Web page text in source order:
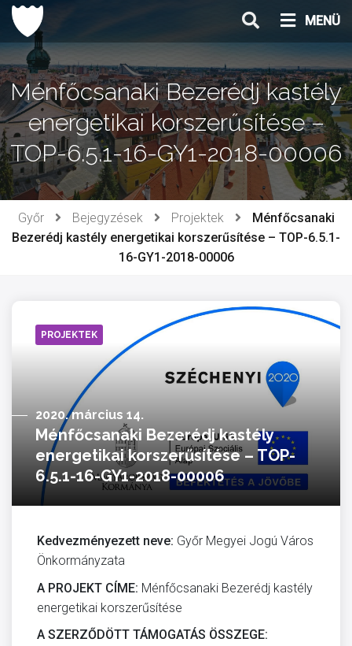
Ugrás
tartalomhoz
MENÜ
Ménfőcsanaki Bezerédj kastély
energetikai korszerűsítése –
TOP-6.5.1-16-GY1-2018-00006
Győr Bejegyzések Projektek
Ménfőcsanaki
Bezerédj kastély energetikai korszerűsítése – TOP-6.5.1-
16-GY1-2018-00006
PROJEKTEK
2020. március 14.
Ménfőcsanaki Bezerédj kastély
energetikai korszerűsítése – TOP-
6.5.1-16-GY1-2018-00006
Kedvezményezett neve: Győr Megyei Jogú Város
Önkormányzata
A PROJEKT CÍME: Ménfőcsanaki Bezerédj kastély
energetikai korszerűsítése
A SZERZŐDÖTT TÁMOGATÁS ÖSSZEGE: